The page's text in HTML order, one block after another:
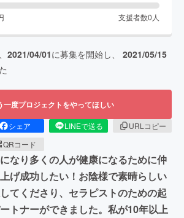
支援者数0 人
2021/04/01に募集を開始し、 2021/05/15
一度プロジェクトをやってほしい
シェア LINEで送る
URLコピー
QRコード
なり多くの人が健康になるために仲
げ成功したい！お陰様で素晴らしい
てくださり、セラピストのための起
トナーができました。私が10年以上